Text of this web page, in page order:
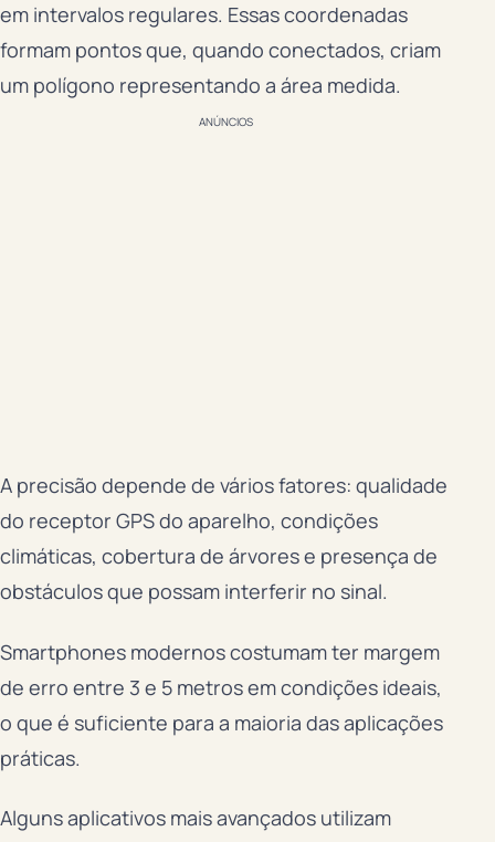
em intervalos regulares. Essas coordenadas
formam pontos que, quando conectados, criam
um polígono representando a área medida.
ANÚNCIOS
A precisão depende de vários fatores: qualidade
do receptor GPS do aparelho, condições
climáticas, cobertura de árvores e presença de
obstáculos que possam interferir no sinal.
Smartphones modernos costumam ter margem
de erro entre 3 e 5 metros em condições ideais,
o que é suficiente para a maioria das aplicações
práticas.
Alguns aplicativos mais avançados utilizam